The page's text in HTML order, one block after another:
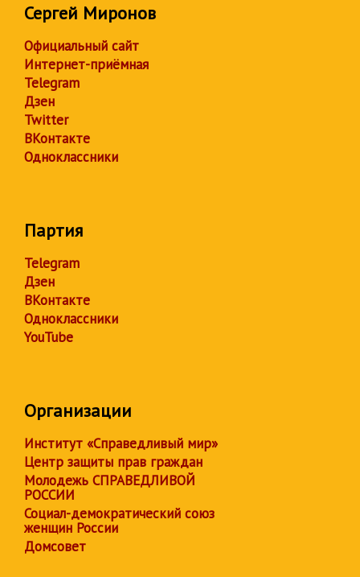
Сергей Миронов
Официальный сайт
Интернет-приёмная
Telegram
Дзен
Twitter
ВКонтакте
Одноклассники
Партия
Telegram
Дзен
ВКонтакте
Одноклассники
YouTube
Организации
Институт «Справедливый мир»
Центр защиты прав граждан
Молодежь СПРАВЕДЛИВОЙ
РОССИИ
Социал-демократический союз
женщин России
Домсовет